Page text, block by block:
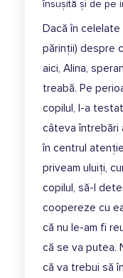
însușită și de pe
Dacă în
părinții) despre
aici, Alina,
treabă. Pe
copilul, l-a
câteva întrebări
în centrul
priveam uluiți,
copilul, să-l
coopereze cu
că nu le-am fi
că se va putea.
că va trebui să